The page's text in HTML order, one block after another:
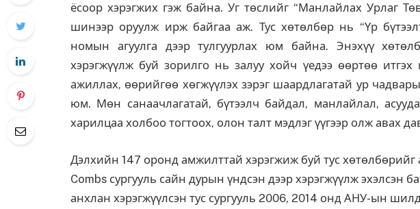
ёсоор хэрэгжих гэж байна. Уг төслийг “Манлайлах Урлаг
шинээр оруулж ирж байгаа аж. Тус хөтөлбөр нь “Үр
номын агуулга дээр тулгуурлах юм байна. Энэхүү
хэрэгжүүлж буй зорилго нь залуу хойч үедээ өөртөө итгэх
ажиллах, өөрийгөө хөгжүүлэх зэрэг шаардлагатай ур
юм. Мөн санаачлагатай, бүтээлч байдал, манлайлал,
харилцаа холбоо тогтоох, олон талт мэдлэг үүгээр олж авах
Дэлхийн 147 оронд амжилттай хэрэгжиж буй тус
Combs сургууль сайн дурын үндсэн дээр хэрэгжүүлж эхэлсэн
анхлан хэрэгжүүлсэн тус сургууль 2006, 2014 онд АНУ-ын